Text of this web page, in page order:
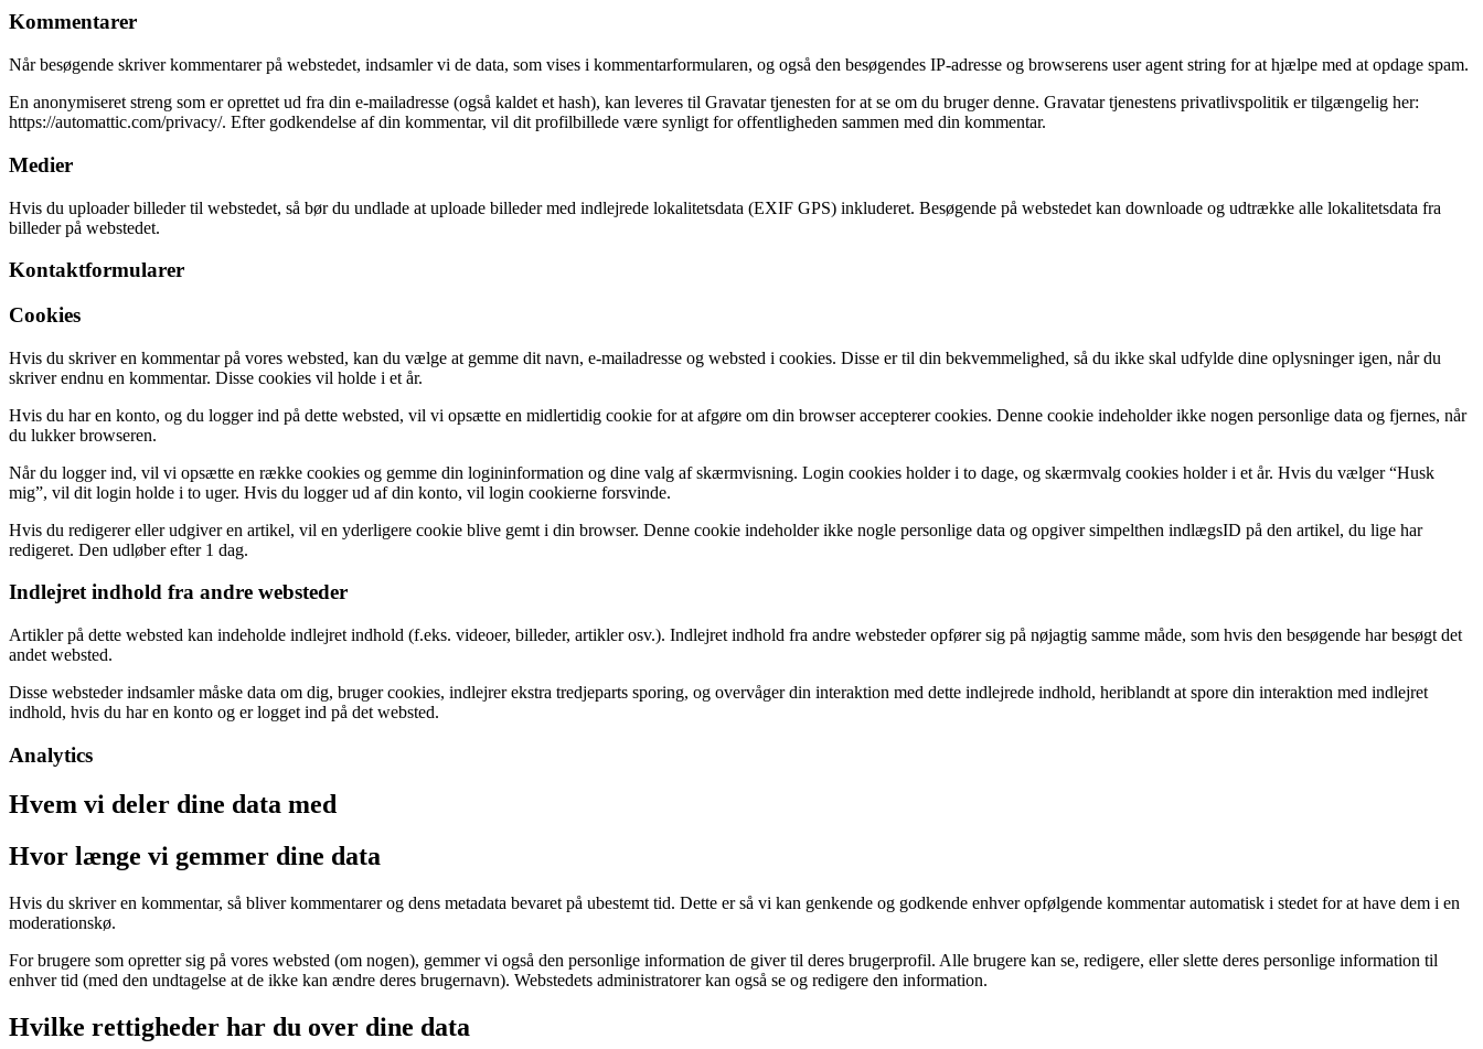
Kommentarer
Når besøgende skriver kommentarer på webstedet, indsamler vi de data, som vises i kommentarformularen, og også den besøgendes IP-adresse og browserens user agent string for at hjælpe med at opdage spam.
En anonymiseret streng som er oprettet ud fra din e-mailadresse (også kaldet et hash), kan leveres til Gravatar tjenesten for at se om du bruger denne. Gravatar tjenestens privatlivspolitik er tilgængelig her:
https://automattic.com/privacy/. Efter godkendelse af din kommentar, vil dit profilbillede være synligt for offentligheden sammen med din kommentar.
Medier
Hvis du uploader billeder til webstedet, så bør du undlade at uploade billeder med indlejrede lokalitetsdata (EXIF GPS) inkluderet. Besøgende på webstedet kan downloade og udtrække alle lokalitetsdata fra
billeder på webstedet.
Kontaktformularer
Cookies
Hvis du skriver en kommentar på vores websted, kan du vælge at gemme dit navn, e-mailadresse og websted i cookies. Disse er til din bekvemmelighed, så du ikke skal udfylde dine oplysninger igen, når du
skriver endnu en kommentar. Disse cookies vil holde i et år.
Hvis du har en konto, og du logger ind på dette websted, vil vi opsætte en midlertidig cookie for at afgøre om din browser accepterer cookies. Denne cookie indeholder ikke nogen personlige data og fjernes, når
du lukker browseren.
Når du logger ind, vil vi opsætte en række cookies og gemme din logininformation og dine valg af skærmvisning. Login cookies holder i to dage, og skærmvalg cookies holder i et år. Hvis du vælger “Husk
mig”, vil dit login holde i to uger. Hvis du logger ud af din konto, vil login cookierne forsvinde.
Hvis du redigerer eller udgiver en artikel, vil en yderligere cookie blive gemt i din browser. Denne cookie indeholder ikke nogle personlige data og opgiver simpelthen indlægsID på den artikel, du lige har
redigeret. Den udløber efter 1 dag.
Indlejret indhold fra andre websteder
Artikler på dette websted kan indeholde indlejret indhold (f.eks. videoer, billeder, artikler osv.). Indlejret indhold fra andre websteder opfører sig på nøjagtig samme måde, som hvis den besøgende har besøgt det
andet websted.
Disse websteder indsamler måske data om dig, bruger cookies, indlejrer ekstra tredjeparts sporing, og overvåger din interaktion med dette indlejrede indhold, heriblandt at spore din interaktion med indlejret
indhold, hvis du har en konto og er logget ind på det websted.
Analytics
Hvem vi deler dine data med
Hvor længe vi gemmer dine data
Hvis du skriver en kommentar, så bliver kommentarer og dens metadata bevaret på ubestemt tid. Dette er så vi kan genkende og godkende enhver opfølgende kommentar automatisk i stedet for at have dem i en
moderationskø.
For brugere som opretter sig på vores websted (om nogen), gemmer vi også den personlige information de giver til deres brugerprofil. Alle brugere kan se, redigere, eller slette deres personlige information til
enhver tid (med den undtagelse at de ikke kan ændre deres brugernavn). Webstedets administratorer kan også se og redigere den information.
Hvilke rettigheder har du over dine data